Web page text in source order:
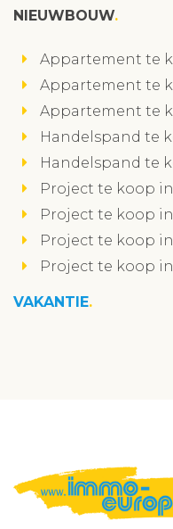
NIEUWBOUW
Appartement te
Appartement te
Appartement te
Handelspand te
Handelspand te
Project te koop
Project te koop
Project te koop
Project te koop
VAKANTIE